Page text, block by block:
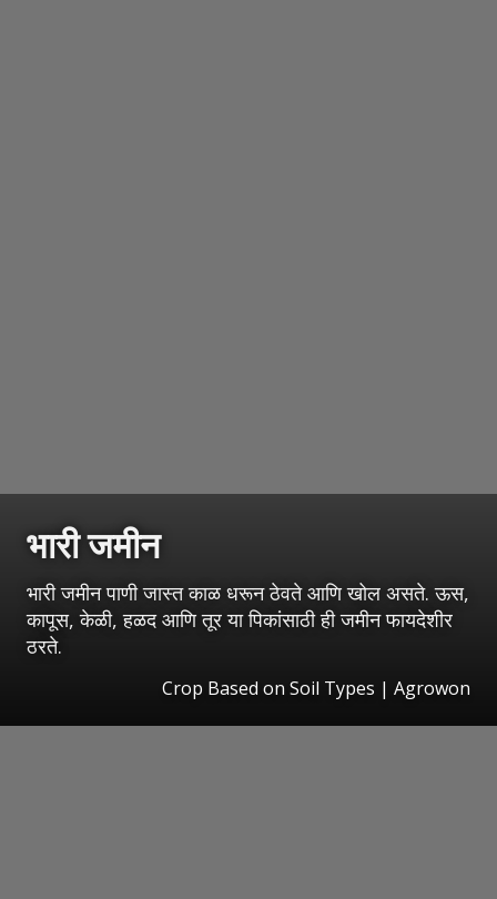
भारी जमीन
भारी जमीन पाणी जास्त काळ धरून ठेवते आणि खोल असते. ऊस,
कापूस, केळी, हळद आणि तूर या पिकांसाठी ही जमीन फायदेशीर
ठरते.
Crop Based on Soil Types | Agrowon